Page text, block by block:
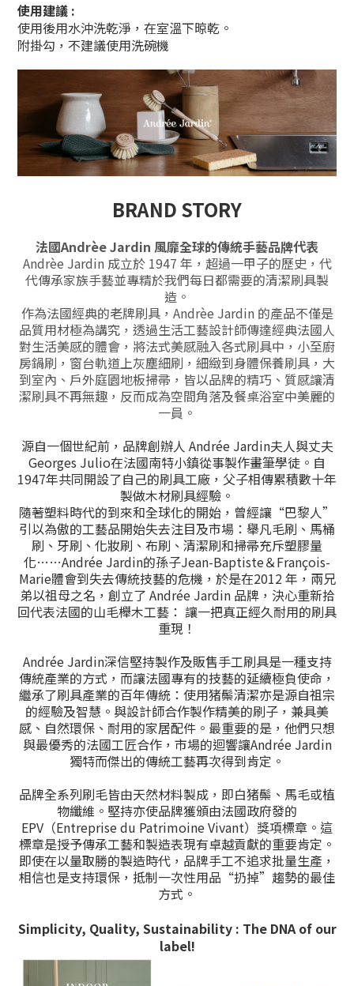
使用建議 :
使用後用水沖洗乾淨，在室溫下晾乾。
附掛勾，不建議使用洗碗機
BRAND STORY
法國Andrèe Jardin 風靡全球的傳統手藝品牌代表
Andrèe Jardin 成立於 1947 年，超過一甲子的歷史，代
代傳承家族手藝並專精於我們每日都需要的清潔刷具製
造。
作為法國經典的老牌刷具，Andrèe Jardin 的產品不僅是
品質用材極為講究，透過生活工藝設計師傳達經典法國人
對生活美感的體會，將法式美感融入各式刷具中，小至廚
房鍋刷，窗台軌道上灰塵細刷，細緻到身體保養刷具，大
到室內、戶外庭園地板掃帚，皆以品牌的精巧、質感讓清
潔刷具不再無趣，反而成為空間角落及餐桌浴室中美麗的
一員。
源自一個世紀前，品牌創辦人 Andrée Jardin夫人與丈夫
Georges Julio在法國南特小鎮從事製作畫筆學徒。自
1947年共同開設了自己的刷具工廠，父子相傳累積數十年
製做木材刷具經驗。
隨著塑料時代的到來和全球化的開始，曾經讓“巴黎人”
引以為傲的工藝品開始失去注目及市場：舉凡毛刷、馬桶
刷、牙刷、化妝刷、布刷、清潔刷和掃帚充斥塑膠量
化……Andrée Jardin的孫子Jean-Baptiste＆François-
Marie體會到失去傳統技藝的危機，於是在2012 年，兩兄
弟以祖母之名，創立了 Andrée Jardin 品牌，決心重新拾
回代表法國的山毛櫸木工藝： 讓一把真正經久耐用的刷具
重現！
Andrée Jardin深信堅持製作及販售手工刷具是一種支持
傳統產業的方式，而讓法國專有的技藝的延續極負使命，
繼承了刷具產業的百年傳統：使用猪鬃清潔亦是源自祖宗
的經驗及智慧。與設計師合作製作精美的刷子，兼具美
感、自然環保、耐用的家居配件。最重要的是，他們只想
與最優秀的法國工匠合作，市場的迴響讓Andrée Jardin
獨特而傑出的傳統工藝再次得到肯定。
品牌全系列刷毛皆由天然材料製成，即白猪鬃、馬毛或植
物纖維。堅持亦使品牌獲頒由法國政府發的
EPV（Entreprise du Patrimoine Vivant）獎項標章。這
標章是授予傳承工藝和製造表現有卓越貢獻的重要肯定。
即使在以量取勝的製造時代，品牌手工不追求批量生產，
相信也是支持環保，抵制一次性用品“扔掉”趨勢的最佳
方式。
Simplicity, Quality, Sustainability : The DNA of our
label!